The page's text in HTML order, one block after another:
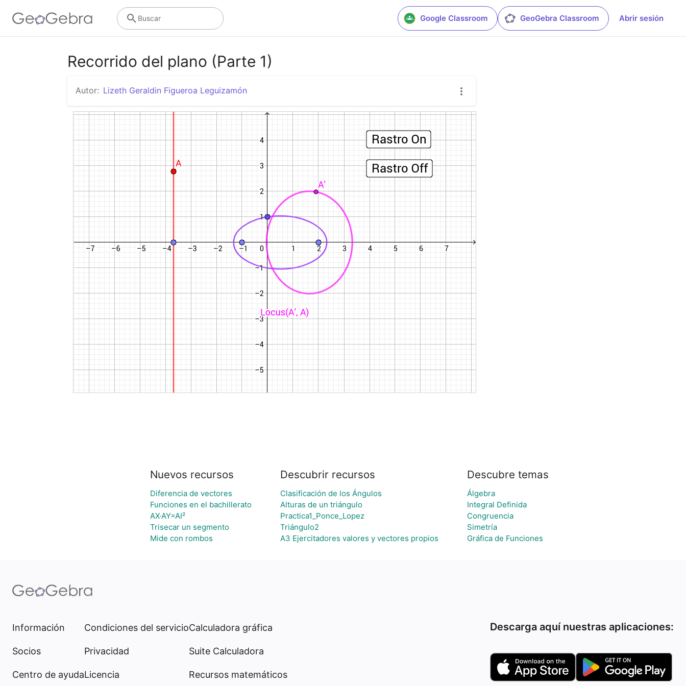
Google Classroom GeoGebra Classroom Abrir sesión
Buscar
Recorrido del plano (Parte 1)
Autor: Lizeth Geraldin Figueroa Leguizamón
Nuevos recursos
Diferencia de vectores
Funciones en el bachillerato
AX·AY=AI²
Trisecar un segmento
Mide con rombos
Descubrir recursos
Clasificación de los Ángulos
Alturas de un triángulo
Practica1_Ponce_Lopez
Triángulo2
A3 Ejercitadores valores y vectores propios
Descubre temas
Álgebra
Integral Definida
Congruencia
Simetría
Gráfica de Funciones
Información
Socios
Centro de ayuda
Condiciones del servicio
Privacidad
Licencia
Calculadora gráfica
Suite Calculadora
Recursos matemáticos
Descarga aquí nuestras aplicaciones: